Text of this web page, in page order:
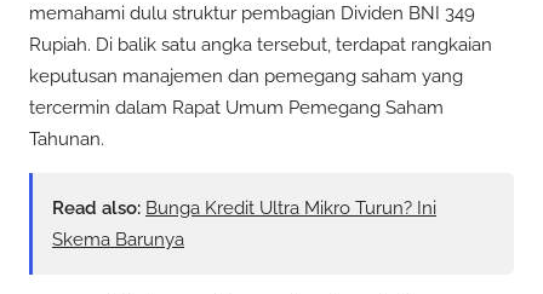
memahami dulu struktur pembagian Dividen BNI 349
Rupiah. Di balik satu angka tersebut, terdapat rangkaian
keputusan manajemen dan pemegang saham yang
tercermin dalam Rapat Umum Pemegang Saham
Tahunan.
Read also: Bunga Kredit Ultra Mikro Turun? Ini
Skema Barunya